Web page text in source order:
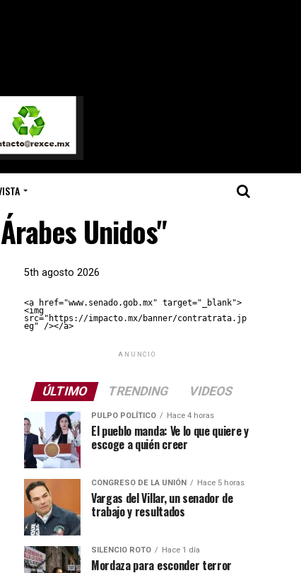
Unidos"
5th agosto 2026
<a href="www.senado.gob.mx" target="_blank">
<img
src="https://impacto.mx/banner/contratrata.jp
eg" /></a>
ANUNCIO
ÚLTIMO TRENDING VIDEOS
PULPO POLÍTICO Hace 4 horas
El pueblo manda: Ve lo que quiere y
escoge a quién creer
CONGRESO DE LA UNIÓN Hace 5 horas
Vargas del Villar, un senador de
trabajo y resultados
SILENCIO ROTO Hace 1 día
Mordaza para esconder terror